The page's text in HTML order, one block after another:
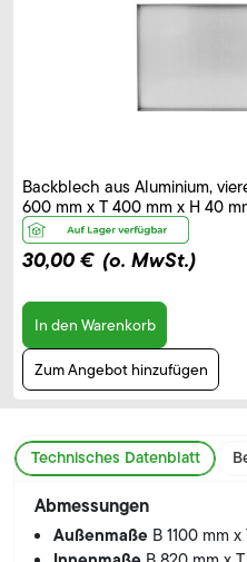
Backblech aus Aluminium,
600 mm x T 400 mm x H 40
30,00 € (o. MwSt.)
In den Warenkorb
Zum Angebot hinzufügen
Technisches Datenblatt
Abmessungen
Außenmaße B 1100 mm